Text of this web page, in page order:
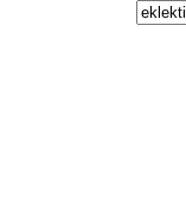
Otsi: